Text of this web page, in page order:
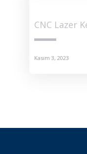
CNC Lazer
Kasım 3, 2023